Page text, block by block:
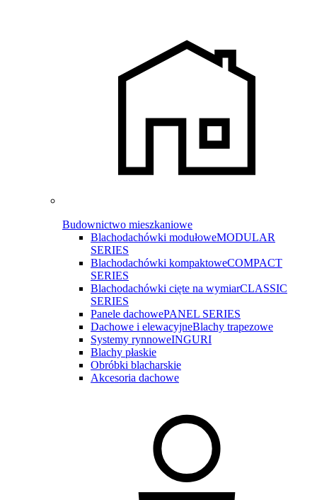
Budownictwo mieszkaniowe
Blachodachówki modułoweMODULAR
SERIES
Blachodachówki kompaktoweCOMPACT
SERIES
Blachodachówki cięte na wymiarCLASSIC
SERIES
Panele dachowePANEL SERIES
Dachowe i elewacyjneBlachy trapezowe
Systemy rynnoweINGURI
Blachy płaskie
Obróbki blacharskie
Akcesoria dachowe